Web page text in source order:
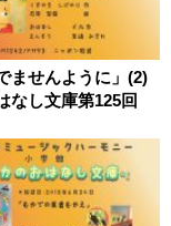
ませんように」(2)
なし文庫第125回